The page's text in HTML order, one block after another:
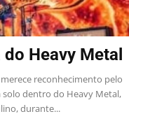
Heavy Metal
reconhecimento pelo
dentro do Heavy Metal,
durante...